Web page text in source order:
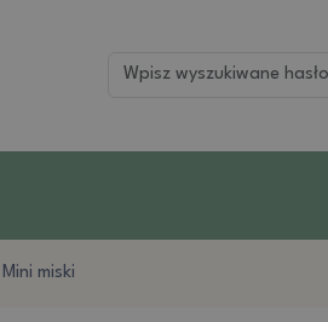
Mini miski